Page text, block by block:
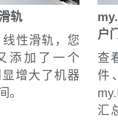
轨
线性滑轨，您
添加了一个
增大了机器
。
户
查
件
汇